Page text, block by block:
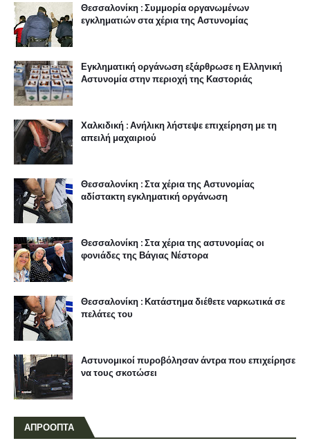
Θεσσαλονίκη : Συμμορία οργανωμένων
εγκληματιών στα χέρια της Αστυνομίας
Εγκληματική οργάνωση εξάρθρωσε η Ελληνική
Αστυνομία στην περιοχή της Καστοριάς
Χαλκιδική : Ανήλικη λήστεψε επιχείρηση με τη
απειλή μαχαιριού
Θεσσαλονίκη : Στα χέρια της Αστυνομίας
αδίστακτη εγκληματική οργάνωση
Θεσσαλονίκη : Στα χέρια της αστυνομίας οι
φονιάδες της Βάγιας Νέστορα
Θεσσαλονίκη : Κατάστημα διέθετε ναρκωτικά σε
πελάτες του
Αστυνομικοί πυροβόλησαν άντρα που επιχείρησε
να τους σκοτώσει
ΑΠΡΟΟΠΤΑ